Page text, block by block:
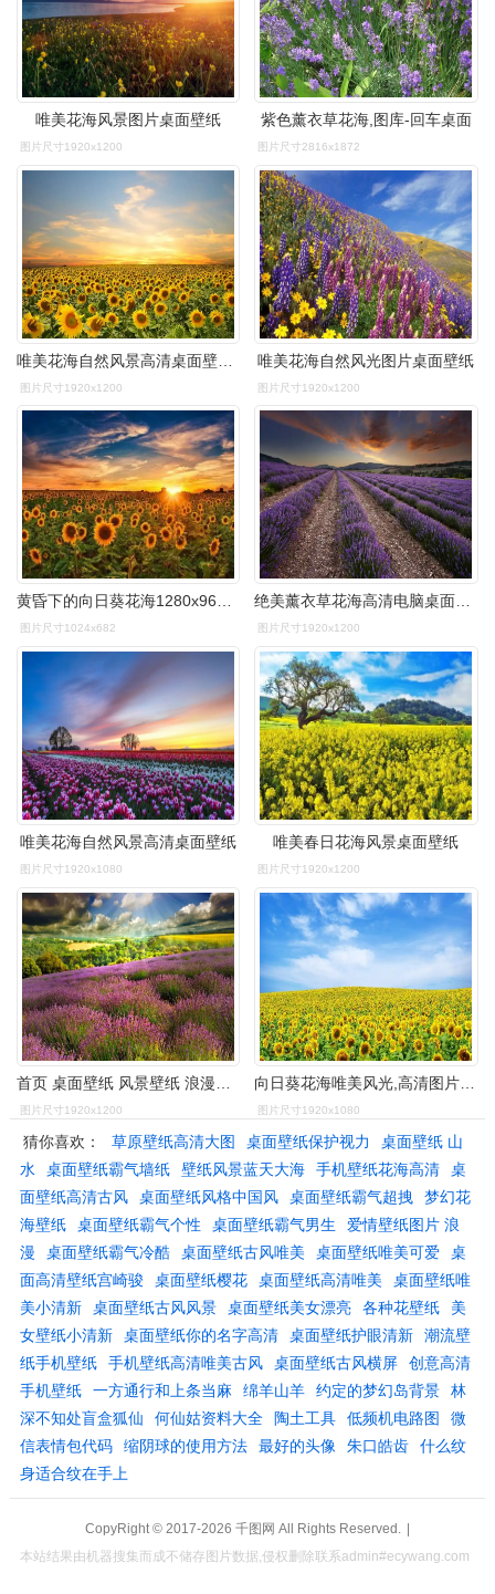
唯美花海风景图片桌面壁纸
图片尺寸1920x1200
紫色薰衣草花海,图库-回车桌面
图片尺寸2816x1872
图片尺寸1920x1200
唯美花海自然风光图片桌面壁纸
图片尺寸1920x1200
黄昏下的向日葵花海1280x960分辨率下载,黄昏下的向日葵花海,壁纸
图片尺寸1024x682
绝美薰衣草花海高清电脑桌面壁纸
图片尺寸1920x1200
唯美花海自然风景高清桌面壁纸
图片尺寸1920x1080
唯美春日花海风景桌面壁纸
图片尺寸1920x1200
图片尺寸1920x1200 图片尺寸1920x1080
猜你喜欢： 草原壁纸高清大图 桌面壁纸保护视力
桌面壁纸 山
水
桌面壁纸霸气墙纸 壁纸风景蓝天大海 手机壁纸花海高清
桌
面壁纸高清古风
桌面壁纸风格中国风 桌面壁纸霸气超拽
梦幻花
海壁纸
桌面壁纸霸气个性 桌面壁纸霸气男生
爱情壁纸图片 浪
漫
桌面壁纸霸气冷酷 桌面壁纸古风唯美 桌面壁纸唯美可爱
桌
面高清壁纸宫崎骏
桌面壁纸樱花 桌面壁纸高清唯美
桌面壁纸唯
美小清新
桌面壁纸古风风景 桌面壁纸美女漂亮 各种花壁纸
美
女壁纸小清新
桌面壁纸你的名字高清 桌面壁纸护眼清新
潮流壁
纸手机壁纸
手机壁纸高清唯美古风 桌面壁纸古风横屏
创意高清
手机壁纸
一方通行和上条当麻 绵羊山羊 约定的梦幻岛背景
林
深不知处盲盒狐仙
何仙姑资料大全 陶土工具 低频机电路图
微
信表情包代码
缩阴球的使用方法 最好的头像 朱口皓齿
什么纹
身适合纹在手上
CopyRight © 2017-2026 千图网 All Rights Reserved.
|
本站结果由机器搜集而成不储存图片数据,侵权删除联系admin#ecywang.com